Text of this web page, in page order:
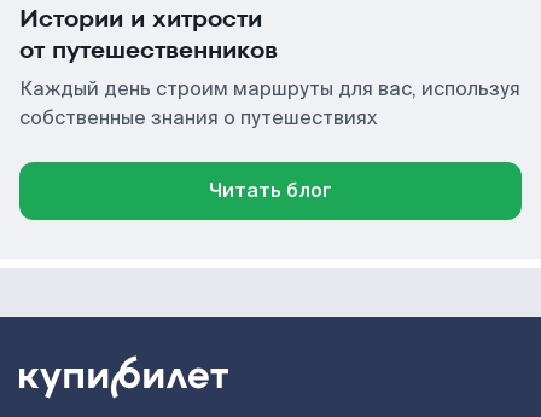
Истории и хитрости
от путешественников
Каждый день строим маршруты для вас, используя
собственные знания о путешествиях
Читать блог